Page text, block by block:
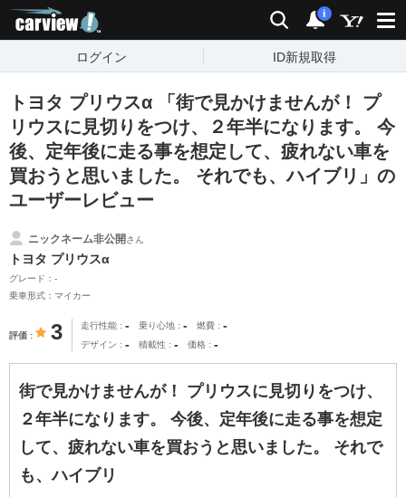
検索 通知
i
ログイン ID新規取得
トヨタ プリウスα 「街で見かけませんが！ プ
リウスに見切りをつけ、２年半になります。 今
後、定年後に走る事を想定して、疲れない車を
買おうと思いました。 それでも、ハイブリ」の
ユーザーレビュー
ニックネーム非公開さん
トヨタ プリウスα
グレード：-
乗車形式：マイカー
評価 3 走行性能 - 乗り心地 - 燃費 -
デザイン - 積載性 - 価格 -
街で見かけませんが！ プリウスに見切りをつけ、
２年半になります。 今後、定年後に走る事を想定
して、疲れない車を買おうと思いました。 それで
も、ハイブリ